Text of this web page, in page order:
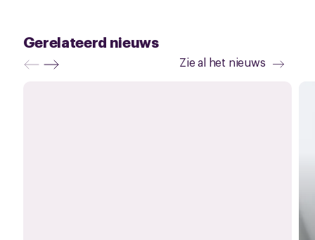
Gerelateerd nieuws
Zie al het nieuws